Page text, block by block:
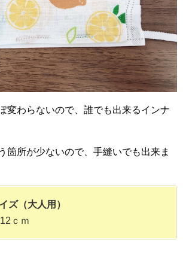
変わらないので、誰でも出来るインナ
箇所が少ないので、手縫いでも出来ま
ズ（大人用）
ｃｍ